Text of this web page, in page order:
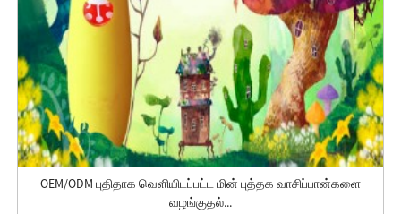
OEM/ODM புதிதாக வெளியிடப்பட்ட மின் புத்தக வாசிப்பான்களை
வழங்குதல்...